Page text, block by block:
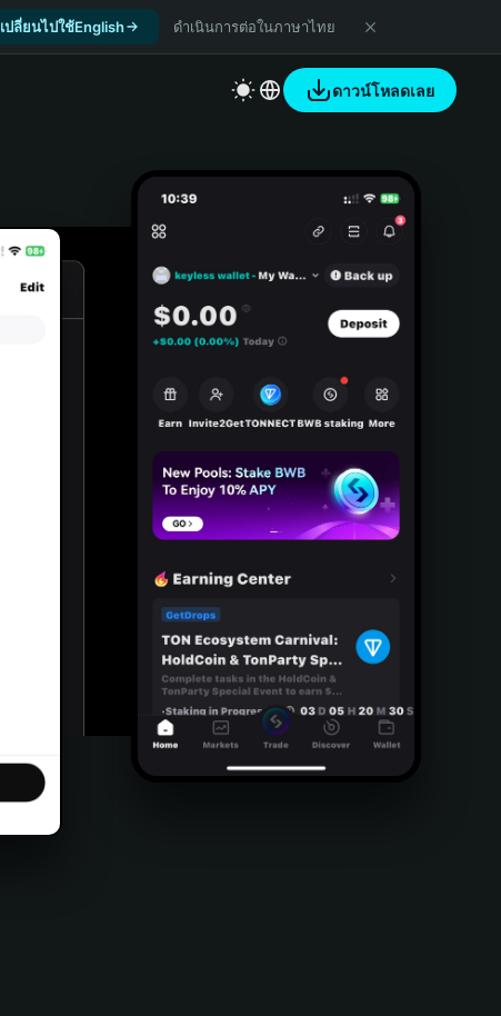
เปลี่ยนไปใช้English ดำเนินการต่อในภาษาไทย
ดาวน์โหลดเลย